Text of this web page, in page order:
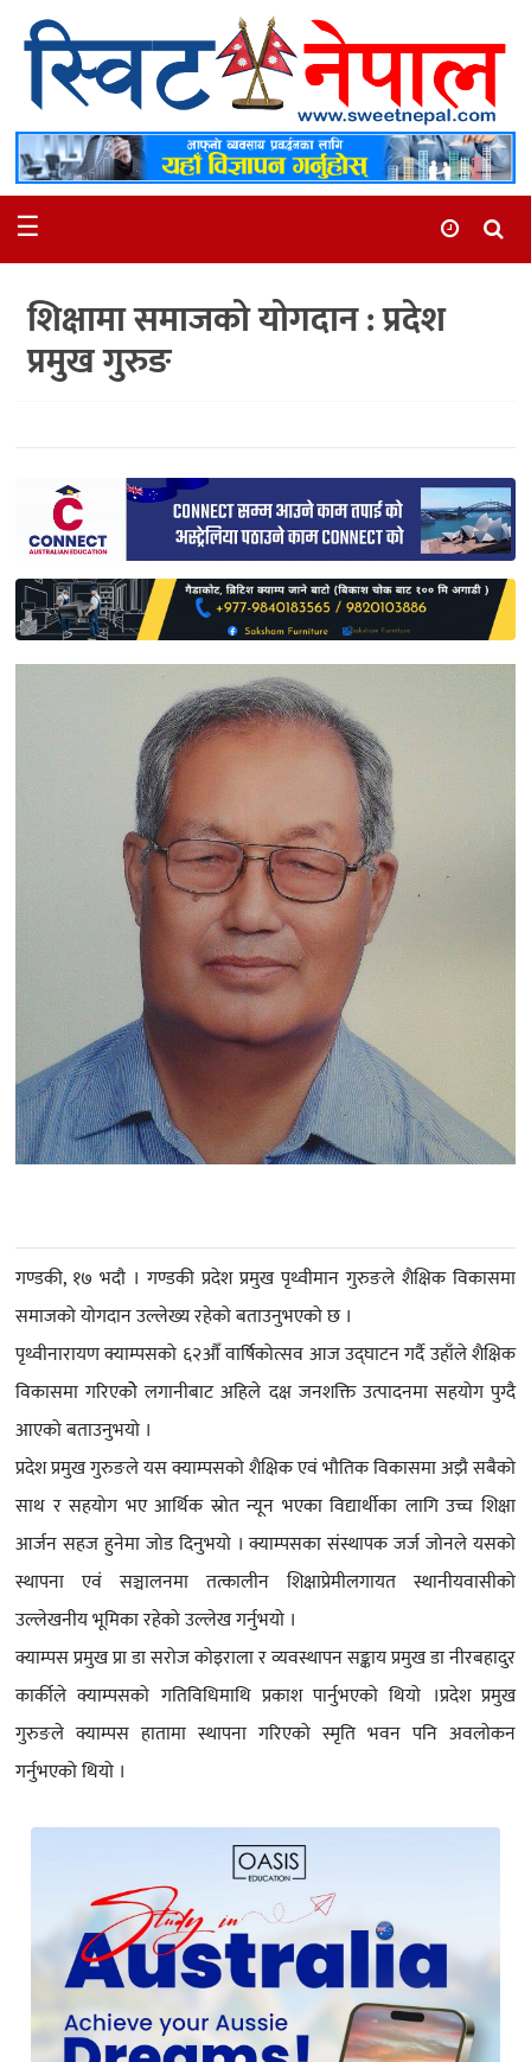
समाचार
स्थानीय
मनोरञ्जन
अन्तर्वार्ता
समाज
भिडियो
साहित्य
प्रदेश
English
☰
शिक्षामा समाजको योगदान : प्रदेश
प्रमुख गुरुङ
गण्डकी, १७ भदौ । गण्डकी प्रदेश प्रमुख पृथ्वीमान गुरुङले शैक्षिक विकासमा
समाजको योगदान उल्लेख्य रहेको बताउनुभएको छ ।
पृथ्वीनारायण क्याम्पसको ६२औँ वार्षिकोत्सव आज उद्घाटन गर्दै उहाँले शैक्षिक
विकासमा गरिएकोे लगानीबाट अहिले दक्ष जनशक्ति उत्पादनमा सहयोग पुग्दै
आएको बताउनुभयो ।
प्रदेश प्रमुख गुरुङले यस क्याम्पसको शैक्षिक एवं भौतिक विकासमा अझै सबैको
साथ र सहयोग भए आर्थिक स्रोत न्यून भएका विद्यार्थीका लागि उच्च शिक्षा
आर्जन सहज हुनेमा जोड दिनुभयो । क्याम्पसका संस्थापक जर्ज जोनले यसको
स्थापना एवं सञ्चालनमा तत्कालीन शिक्षाप्रेमीलगायत स्थानीयवासीको
उल्लेखनीय भूमिका रहेको उल्लेख गर्नुभयो ।
क्याम्पस प्रमुख प्रा डा सरोज कोइराला र व्यवस्थापन सङ्काय प्रमुख डा नीरबहादुर
कार्कीले क्याम्पसको गतिविधिमाथि प्रकाश पार्नुभएको थियो ।प्रदेश प्रमुख
गुरुङले क्याम्पस हातामा स्थापना गरिएको स्मृति भवन पनि अवलोकन
गर्नुभएको थियो ।